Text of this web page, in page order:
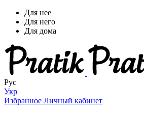
Для нее
Для него
Для дома
Рус
Укр
Избранное Личный кабинет